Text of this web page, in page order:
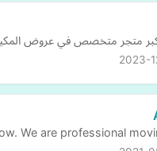
متجر متخصص في عروض
2023-
We are professional